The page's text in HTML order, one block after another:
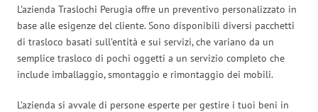
L’azienda Traslochi Perugia offre un preventivo personalizzato in
base alle esigenze del cliente. Sono disponibili diversi pacchetti
di trasloco basati sull’entità e sui servizi, che variano da un
semplice trasloco di pochi oggetti a un servizio completo che
include imballaggio, smontaggio e rimontaggio dei mobili.
L’azienda si avvale di persone esperte per gestire i tuoi beni in